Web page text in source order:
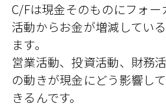
C/Fは現金そのものにフォー
活動からお金が増減してい
ます。
営業活動、投資活動、財務
の動きが現金にどう影響し
きるんです。